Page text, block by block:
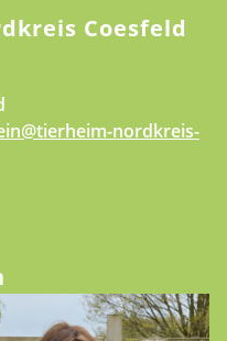
Coesfeld
nordkreis-